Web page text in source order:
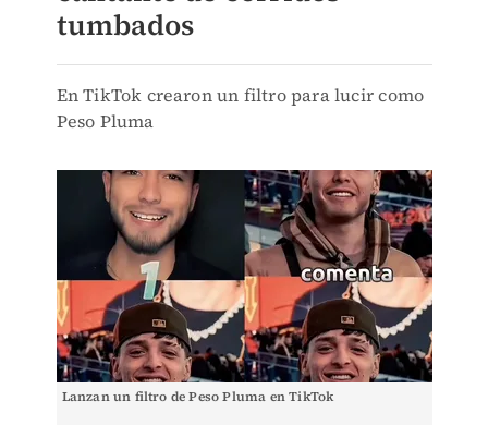
tumbados
En TikTok crearon un filtro para lucir como
Peso Pluma
Lanzan un filtro de Peso Pluma en TikTok